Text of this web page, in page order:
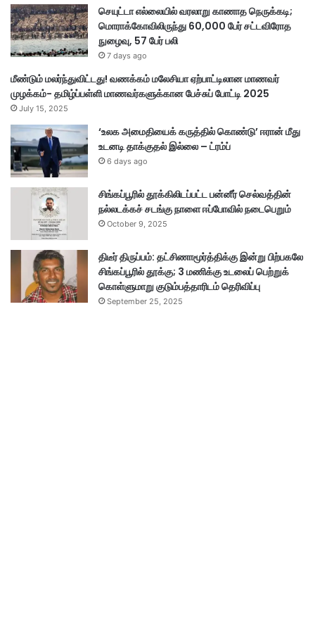
செயுட்டா எல்லையில் வரலாறு காணாத நெருக்கடி;
மொராக்கோவிலிருந்து 60,000 பேர் சட்டவிரோத
நுழைவு, 57 பேர் பலி
7 days ago
மீண்டும் மலர்ந்துவிட்டது! வணக்கம் மலேசியா ஏற்பாட்டிலான மாணவர்
முழக்கம்- தமிழ்ப்பள்ளி மாணவர்களுக்கான பேச்சுப் போட்டி 2025
July 15, 2025
‘உலக அமைதியைக் கருத்தில் கொண்டு’ ஈரான் மீது
உடனடி தாக்குதல் இல்லை – ட்ரம்ப்
6 days ago
சிங்கப்பூரில் தூக்கிலிடப்பட்ட பன்னீர் செல்வத்தின்
நல்லடக்கச் சடங்கு நாளை ஈப்போவில் நடைபெறும்
October 9, 2025
திடீர் திருப்பம்: தட்சிணாமூர்த்திக்கு இன்று பிற்பகலே
சிங்கப்பூரில் தூக்கு; 3 மணிக்கு உடலைப் பெற்றுக்
கொள்ளுமாறு குடும்பத்தாரிடம் தெரிவிப்பு
September 25, 2025